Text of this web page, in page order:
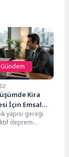
Kira
İçin Emsal
Nasıl
yapısı gereği
deprem